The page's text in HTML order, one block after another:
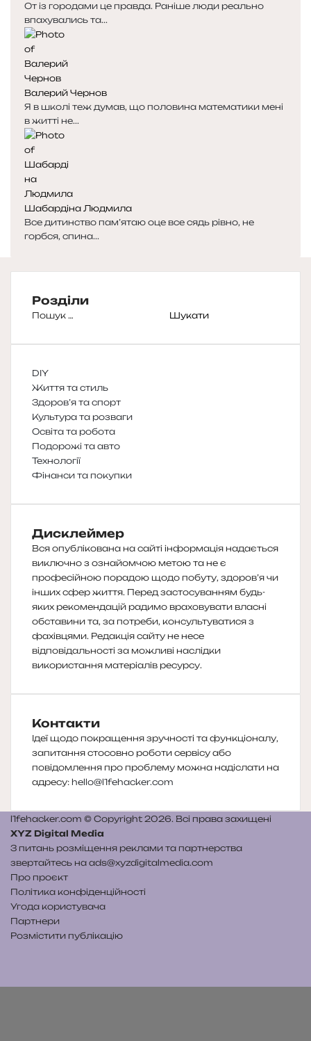
От із городами це правда. Раніше люди реально
впахувались та...
Валерий Чернов
Я в школі теж думав, що половина математики мені
в житті не...
Шабардіна Людмила
Все дитинство пам’ятаю оце все сядь рівно, не
горбся, спина...
Розділи
Пошук:
DIY
Життя та стиль
Здоров’я та спорт
Культура та розваги
Освіта та робота
Подорожі та авто
Технології
Фінанси та покупки
Дисклеймер
Вся опублікована на сайті інформація надається
виключно з ознайомчою метою та не є
професійною порадою щодо побуту, здоров’я чи
інших сфер життя. Перед застосуванням будь-
яких рекомендацій радимо враховувати власні
обставини та, за потреби, консультуватися з
фахівцями. Редакція сайту не несе
відповідальності за можливі наслідки
використання матеріалів ресурсу.
Контакти
Ідеї щодо покращення зручності та функціоналу,
запитання стосовно роботи сервісу або
повідомлення про проблему можна надіслати на
адресу: hello@l1fehacker.com
l1fehacker.com © Copyright 2026. Всі права захищені
XYZ Digital Media
З питань розміщення реклами та партнерства
звертайтесь на ads@xyzdigitalmedia.com
Про проєкт
Політика конфіденційності
Угода користувача
Партнери
Розмістити публікацію